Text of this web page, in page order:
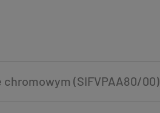
chromowym (SIFVPAA80/00)